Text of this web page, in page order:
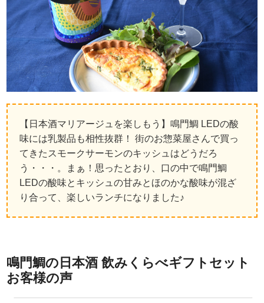
【日本酒マリアージュを楽しもう】鳴門鯛 LEDの酸
味には乳製品も相性抜群！ 街のお惣菜屋さんで買っ
てきたスモークサーモンのキッシュはどうだろ
う・・・。まぁ！思ったとおり、口の中で鳴門鯛
LEDの酸味とキッシュの甘みとほのかな酸味が混ざ
り合って、楽しいランチになりました♪
鳴門鯛の日本酒 飲みくらべギフトセット
お客様の声